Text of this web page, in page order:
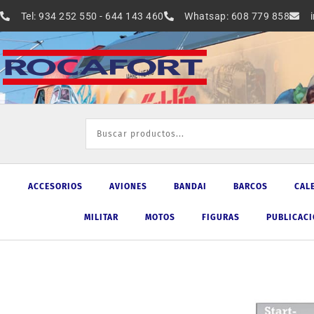
al
contenido
Tel: 934 252 550 - 644 143 460 Whatsap: 608 779 858
ACCESORIOS AVIONES BANDAI BARCOS
MILITAR MOTOS FIGURAS